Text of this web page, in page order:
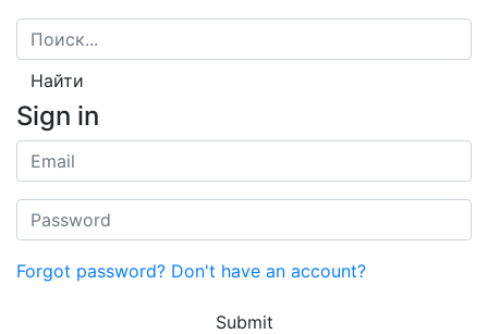
Найти
Sign in
Forgot password? Don't have an account?
Submit